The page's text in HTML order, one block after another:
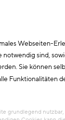
Webseiten-
sind,
Sie können
Funktionalitäten
grundlegend